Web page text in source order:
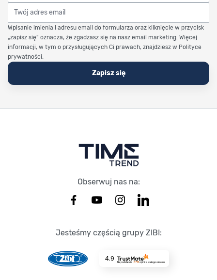
Twój adres email
Wpisanie imienia i adresu email do formularza oraz kliknięcie w przycisk
„zapisz się” oznacza, że zgadzasz się na nasz email marketing. Więcej
informacji, w tym o przysługujących Ci prawach, znajdziesz w Polityce
prywatności.
Zapisz się
Obserwuj nas na:
Jesteśmy częścią grupy ZIBI:
4.9
Na podstawie 8715opinii z całego okresu